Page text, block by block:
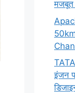
मजबूत
इंजन